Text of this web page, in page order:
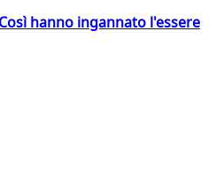
hanno ingannato l'essere